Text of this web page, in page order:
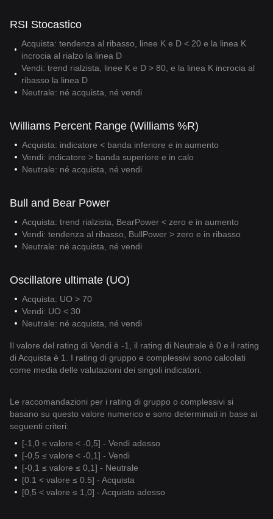
RSI Stocastico
Acquista: tendenza al ribasso, linee K e D < 20 e la linea K
incrocia al rialzo la linea D
Vendi: trend rialzista, linee K e D > 80, e la linea K incrocia al
ribasso la linea D
Neutrale: né acquista, né vendi
Williams Percent Range (Williams %R)
Acquista: indicatore < banda inferiore e in aumento
Vendi: indicatore > banda superiore e in calo
Neutrale: né acquista, né vendi
Bull and Bear Power
Acquista: trend rialzista, BearPower < zero e in aumento
Vendi: tendenza al ribasso, BullPower > zero e in ribasso
Neutrale: né acquista, né vendi
Oscillatore ultimate (UO)
Acquista: UO > 70
Vendi: UO < 30
Neutrale: né acquista, né vendi
Il valore del rating di Vendi è -1, il rating di Neutrale è 0 e il rating
di Acquista è 1. I rating di gruppo e complessivi sono calcolati
come media delle valutazioni dei singoli indicatori.
Le raccomandazioni per i rating di gruppo o complessivi si
basano su questo valore numerico e sono determinati in base ai
seguenti criteri:
[-1,0 ≤ valore < -0,5] - Vendi adesso
[-0,5 ≤ valore < -0,1] - Vendi
[-0,1 ≤ valore ≤ 0,1] - Neutrale
[0.1 < valore ≤ 0.5] - Acquista
[0,5 < valore ≤ 1,0] - Acquisto adesso